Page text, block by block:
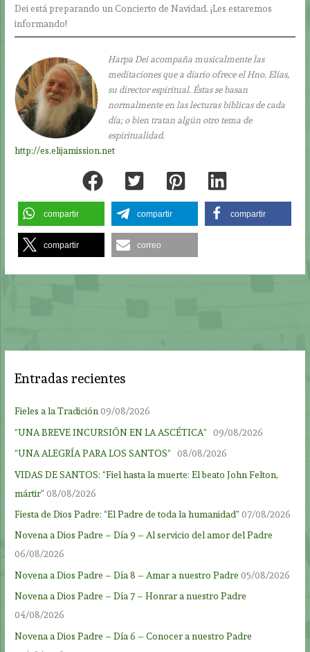
Dei está preparando un Concierto de Navidad. ¡Les estaremos
informando!
Harpa Dei acompaña musicalmente las
meditaciones que a diario ofrece el Hno. Elías,
su director espiritual. Éstas se basan
normalmente en las lecturas bíblicas de cada
día; o bien tratan algún otro tema de
espiritualidad.
http://es.elijamission.net
compartir compartir compartir
compartir correo
Entradas recientes
Fieles a la Tradición09/08/2026
“UNA BREVE INCURSIÓN EN LA ASCÉTICA”
09/08/2026
“UNA ALEGRÍA PARA LOS SANTOS”
08/08/2026
VIDAS DE SANTOS: “Fiel hasta la muerte: El beato John Felton,
mártir” 08/08/2026
Fiesta de Dios Padre: “El Padre de toda la humanidad” 07/08/2026
Novena a Dios Padre – Día 9 – Al servicio del amor del Padre
06/08/2026
Novena a Dios Padre – Día 8 – Amar a nuestro Padre 05/08/2026
Novena a Dios Padre – Día 7 – Honrar a nuestro Padre
04/08/2026
Novena a Dios Padre – Día 6 – Conocer a nuestro Padre